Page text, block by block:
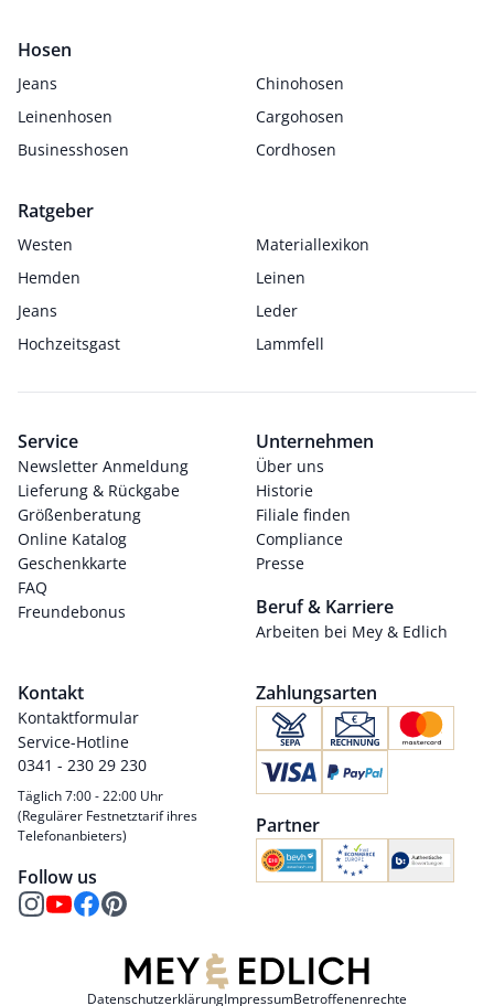
Hosen
Jeans
Chinohosen
Leinenhosen
Cargohosen
Businesshosen
Cordhosen
Ratgeber
Westen
Materiallexikon
Hemden
Leinen
Jeans
Leder
Hochzeitsgast
Lammfell
Service
Newsletter Anmeldung
Lieferung & Rückgabe
Größenberatung
Online Katalog
Geschenkkarte
FAQ
Freundebonus
Unternehmen
Über uns
Historie
Filiale finden
Compliance
Presse
Beruf & Karriere
Arbeiten bei Mey & Edlich
Kontakt
Kontaktformular
Service-Hotline
0341 - 230 29 230
Täglich 7:00 - 22:00 Uhr
(Regulärer Festnetztarif ihres
Telefonanbieters)
Follow us
Zahlungsarten
Partner
DatenschutzerklärungImpressumBetroffenenrechte